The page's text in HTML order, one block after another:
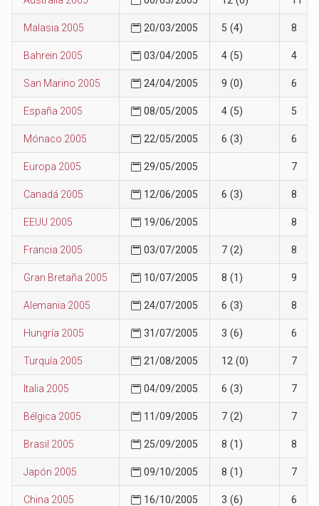
Malasia 2005 20/03/2005 5 (4) 8
Bahrein 2005 03/04/2005 4 (5) 4
San Marino 2005 24/04/2005 9 (0) 6
España 2005 08/05/2005 4 (5) 5
Mónaco 2005 22/05/2005 6 (3) 6
Europa 2005 29/05/2005 7
Canadá 2005 12/06/2005 6 (3) 8
EEUU 2005 19/06/2005 8
Francia 2005 03/07/2005 7 (2) 8
Gran Bretaña 2005 10/07/2005 8 (1) 9
Alemania 2005 24/07/2005 6 (3) 8
Hungría 2005 31/07/2005 3 (6) 6
Turquía 2005 21/08/2005 12 (0) 7
Italia 2005 04/09/2005 6 (3) 7
Bélgica 2005 11/09/2005 7 (2) 7
Brasil 2005 25/09/2005 8 (1) 8
Japón 2005 09/10/2005 8 (1) 7
China 2005 16/10/2005 3 (6) 6